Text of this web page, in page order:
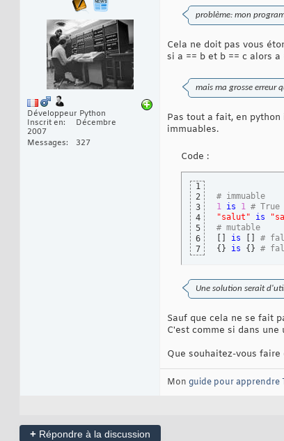
Développeur Python
Inscrit en
Décembre
2007
Messages
327
problème: mon
Cela ne doit pas vous
si a == b et b == c alors a
mais ma grosse erreur
Pas tout a fait, en
immuables.
Code :
1
2
3
4
5
6
7
# immuable
1 is 1 # True
"salut"
is
# mutable
is
#
{ } is { } #
Une solution serait
Sauf que cela ne se fait
C'est comme si dans
Que souhaitez-vous faire
Mon guide pour apprendre
+ Répondre à la discussion